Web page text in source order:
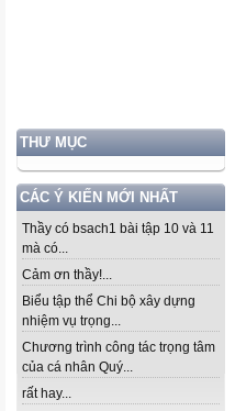
THƯ MỤC
CÁC Ý KIẾN MỚI NHẤT
Thầy có bsach1 bài tập 10 và 11
mà có...
Cảm ơn thầy!...
Biểu tập thể Chi bộ xây dựng
nhiệm vụ trọng...
Chương trình công tác trọng tâm
của cá nhân Quý...
rất hay...